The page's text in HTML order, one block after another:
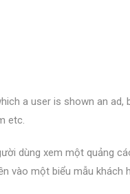
a user is shown an
etc.
dùng xem một quảng
vào một biểu mẫu khách